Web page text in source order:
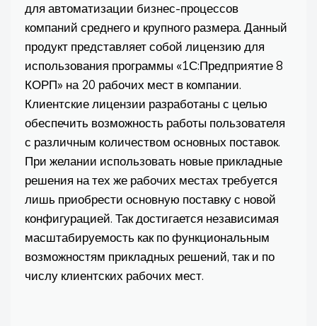
для автоматизации бизнес-процессов
компаний среднего и крупного размера. Данный
продукт представляет собой лицензию для
использования программы «1С:Предприятие 8
КОРП» на 20 рабочих мест в компании.
Клиентские лицензии разработаны с целью
обеспечить возможность работы пользователя
с различным количеством основных поставок.
При желании использовать новые прикладные
решения на тех же рабочих местах требуется
лишь приобрести основную поставку с новой
конфигурацией. Так достигается независимая
масштабируемость как по функциональным
возможностям прикладных решений, так и по
числу клиентских рабочих мест.